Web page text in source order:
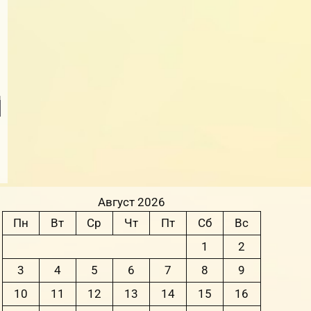
Август 2026
Пн
Вт Ср Чт Пт Сб
Вс
1
2
3
4 5 6 7 8
9
10
11 12 13 14 15
16